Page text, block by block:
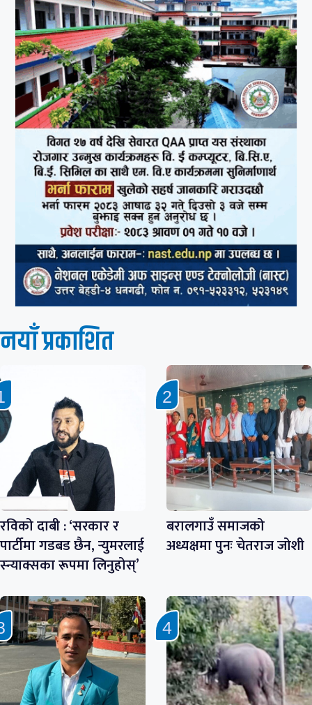
नयाँ प्रकाशित
रविको दाबी : ‘सरकार र
पार्टीमा गडबड छैन, र्‍युमरलाई
स्न्याक्सका रूपमा लिनुहोस्’
बरालगाउँ समाजको
अध्यक्षमा पुनः चेतराज जोशी